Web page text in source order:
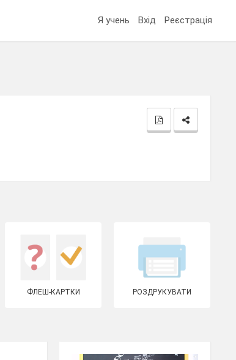
Я учень Вхід Реєстрація
ФЛЕШ-КАРТКИ РОЗДРУКУВАТИ